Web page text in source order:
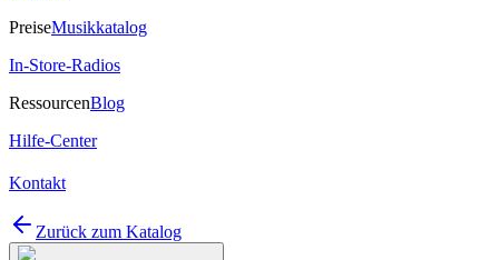
PreiseMusikkatalog
In-Store-Radios
RessourcenBlog
Hilfe-Center
Kontakt
Zurück zum Katalog